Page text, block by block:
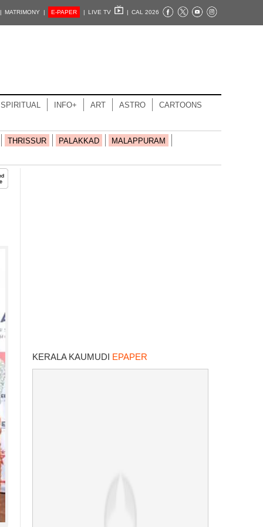
MATRIMONY | E-PAPER | LIVE TV | CAL 2026
SPIRITUAL INFO+ ART ASTRO CARTOONS
THRISSUR PALAKKAD MALAPPURAM
KERALA KAUMUDI EPAPER